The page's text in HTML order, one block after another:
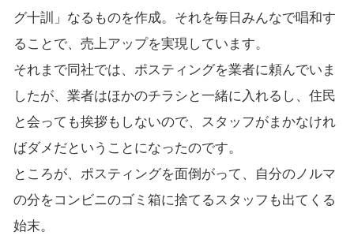
グ十訓」なるものを作成。それを毎日みんなで唱和す
ることで、売上アップを実現しています。
それまで同社では、ポスティングを業者に頼んでいま
したが、業者はほかのチラシと一緒に入れるし、住民
と会っても挨拶もしないので、スタッフがまかなけれ
ばダメだということになったのです。
ところが、ポスティングを面倒がって、自分のノルマ
の分をコンビニのゴミ箱に捨てるスタッフも出てくる
始末。